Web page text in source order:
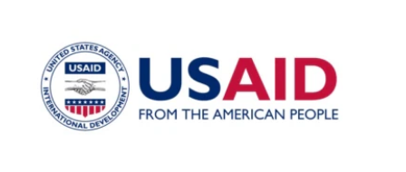
МУЛЬТИМЕДІА
ФОТО
СПЕЦПРОЄКТИ